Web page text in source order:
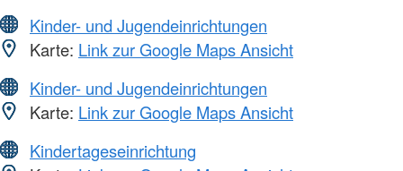
Kinder- und Jugendeinrichtungen
Karte: Link zur Google Maps Ansicht
Kinder- und Jugendeinrichtungen
Karte: Link zur Google Maps Ansicht
Kindertageseinrichtung